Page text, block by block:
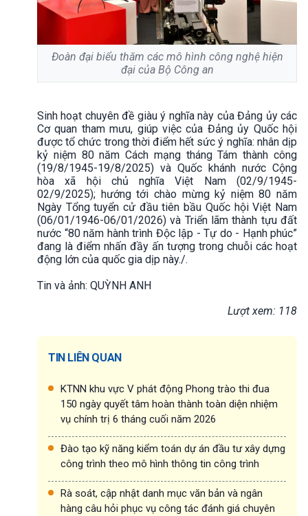
Đoàn đại biểu thăm các mô hình công nghệ hiện
đại của Bộ Công an
Sinh hoạt chuyên đề giàu ý nghĩa này của Đảng ủy các
Cơ quan tham mưu, giúp việc của Đảng ủy Quốc hội
được tổ chức trong thời điểm hết sức ý nghĩa: nhân dịp
kỷ niệm 80 năm Cách mạng tháng Tám thành công
(19/8/1945-19/8/2025) và Quốc khánh nước Cộng
hòa xã hội chủ nghĩa Việt Nam (02/9/1945-
02/9/2025); hướng tới chào mừng kỷ niệm 80 năm
Ngày Tổng tuyển cử đầu tiên bầu Quốc hội Việt Nam
(06/01/1946-06/01/2026) và Triển lãm thành tựu đất
nước “80 năm hành trình Độc lập - Tự do - Hạnh phúc”
đang là điểm nhấn đầy ấn tượng trong chuỗi các hoạt
động lớn của quốc gia dịp này./.
Tin và ảnh: QUỲNH ANH
Lượt xem: 118
TIN LIÊN QUAN
KTNN khu vực V phát động Phong trào thi đua
150 ngày quyết tâm hoàn thành toàn diện nhiệm
vụ chính trị 6 tháng cuối năm 2026
Đào tạo kỹ năng kiểm toán dự án đầu tư xây dựng
công trình theo mô hình thông tin công trình
Rà soát, cập nhật danh mục văn bản và ngân
hàng câu hỏi phục vụ công tác đánh giá chuyên